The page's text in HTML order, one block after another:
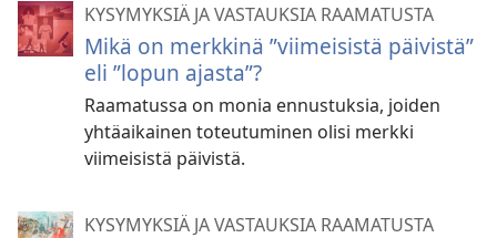
KYSYMYKSIÄ JA VASTAUKSIA RAAMATUSTA
Mikä on merkkinä ”viimeisistä päivistä”
eli ”lopun ajasta”?
Raamatussa on monia ennustuksia, joiden
yhtäaikainen toteutuminen olisi merkki
viimeisistä päivistä.
KYSYMYKSIÄ JA VASTAUKSIA RAAMATUSTA